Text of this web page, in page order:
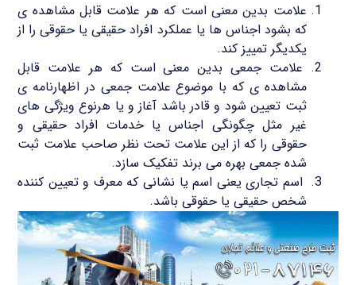
علامت بدین معنی است که هر علامت قابل مشاهده ی
که بشود اجناس ها یا عملکرد افراد حقیقی یا حقوقی را از
یکدیگر تمییز کند.
علامت جمعی بدین معنی است که هر علامت قابل
مشاهده ی که با موضوع علامت جمعی در اظهارنامه ی
ثبت تعیین شود و قادر باشد آغاز و یا هرنوع ویژگی های
غیر مثل چگونگی اجناس یا خدمات افراد حقیقی و
حقوقی را که از این علامت تحت نظر صاحب علامت ثبت
شده جمعی بهره می برند تفکیک سازد.
اسم تجاری یعنی اسم یا نشانی که معرف و تعیین کننده
شخص حقیقی یا حقوقی باشد.